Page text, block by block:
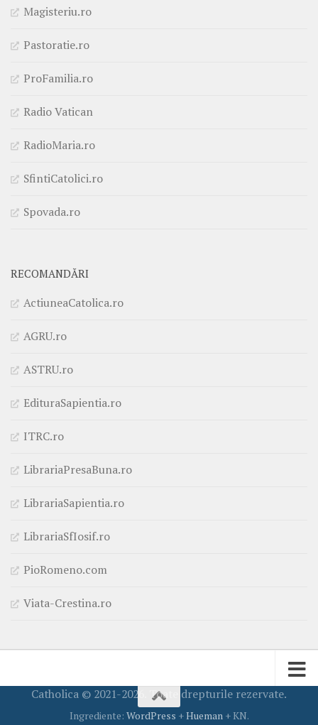
Magisteriu.ro
Pastoratie.ro
ProFamilia.ro
Radio Vatican
RadioMaria.ro
SfintiCatolici.ro
Spovada.ro
RECOMANDĂRI
ActiuneaCatolica.ro
AGRU.ro
ASTRU.ro
EdituraSapientia.ro
ITRC.ro
LibrariaPresaBuna.ro
LibrariaSapientia.ro
LibrariaSfIosif.ro
PioRomeno.com
Viata-Crestina.ro
Catholica © 2021-2026. Toate drepturile rezervate.
Ingrediente: WordPress +Hueman+ KN.